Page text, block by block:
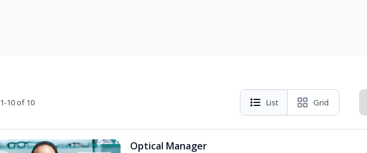
10 of 10 List Grid
Optical Manager